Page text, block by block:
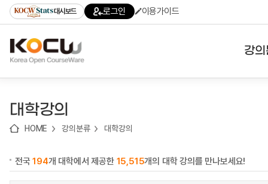
기
기
기
content)
가
대시보드 로그인 이용가이드
강
대학강의
HOME 강의분류 대학강의
전국194개 대학에서 제공한 15,515개의 대학 강의를 만나보세요!